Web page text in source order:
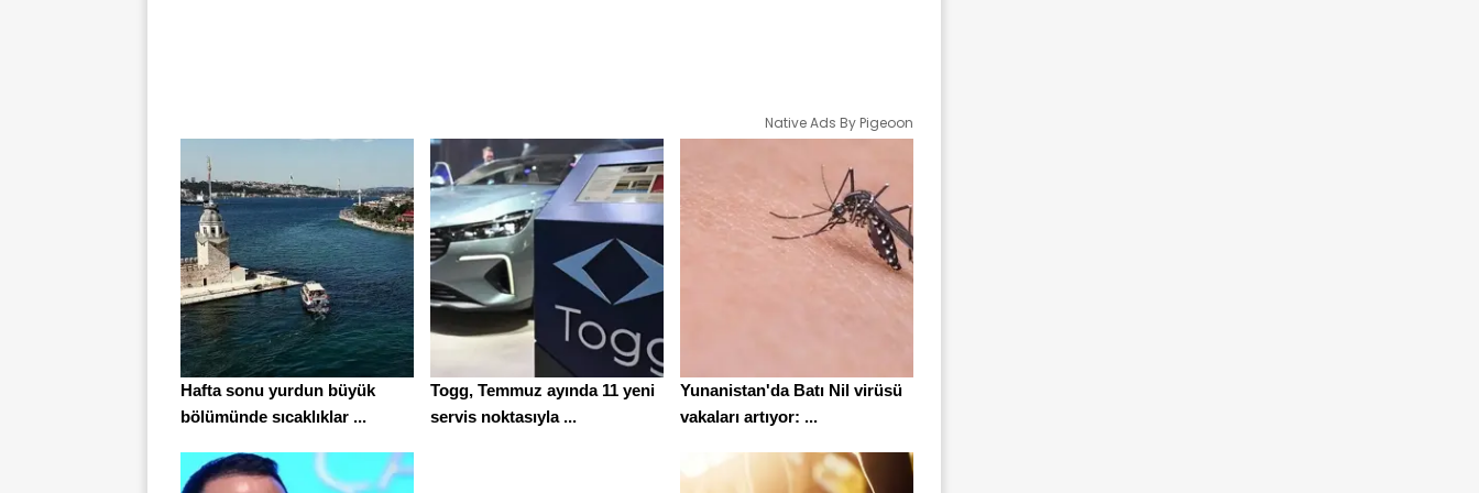
Native Ads By Pigeoon
Hafta sonu yurdun büyük
bölümünde sıcaklıklar ...
Togg, Temmuz ayında 11 yeni
servis noktasıyla ...
Yunanistan'da Batı Nil virüsü
vakaları artıyor: ...